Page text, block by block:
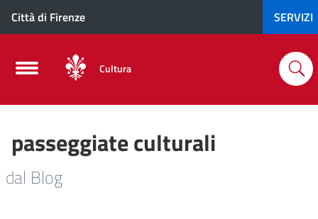
Città di Firenze SERVIZI
Cultura
passeggiate culturali
dal Blog